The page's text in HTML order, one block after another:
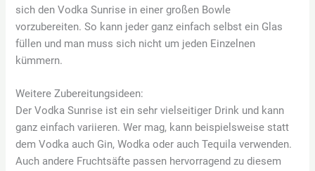
sich den Vodka Sunrise in einer großen Bowle
vorzubereiten. So kann jeder ganz einfach selbst ein Glas
füllen und man muss sich nicht um jeden Einzelnen
kümmern.
Weitere Zubereitungsideen:
Der Vodka Sunrise ist ein sehr vielseitiger Drink und kann
ganz einfach variieren. Wer mag, kann beispielsweise statt
dem Vodka auch Gin, Wodka oder auch Tequila verwenden.
Auch andere Fruchtsäfte passen hervorragend zu diesem